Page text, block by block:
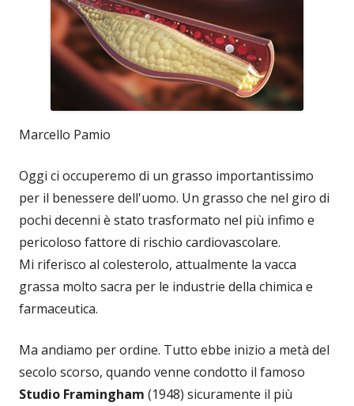
Marcello Pamio
Oggi ci occuperemo di un grasso importantissimo
per il benessere dell'uomo. Un grasso che nel giro di
pochi decenni è stato trasformato nel più infimo e
pericoloso fattore di rischio cardiovascolare.
Mi riferisco al colesterolo, attualmente la vacca
grassa molto sacra per le industrie della chimica e
farmaceutica.
Ma andiamo per ordine. Tutto ebbe inizio a metà del
secolo scorso, quando venne condotto il famoso
Studio Framingham (1948) sicuramente il più